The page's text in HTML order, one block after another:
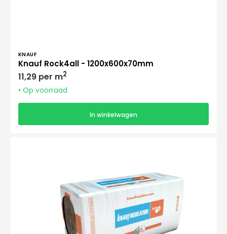
KNAUF
Knauf Rock4all - 1200x600x70mm
Normale
prijs
11,29 per m2
• Op voorraad
In winkelwagen
1200x600x80mm